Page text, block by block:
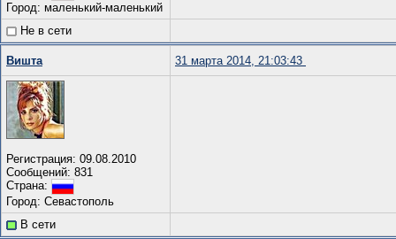
Город: маленький-маленький
Не в сети
Вишта 31 марта 2014, 21:03:43
Регистрация: 09.08.2010
Сообщений: 831
Страна:
Город: Севастополь
В сети